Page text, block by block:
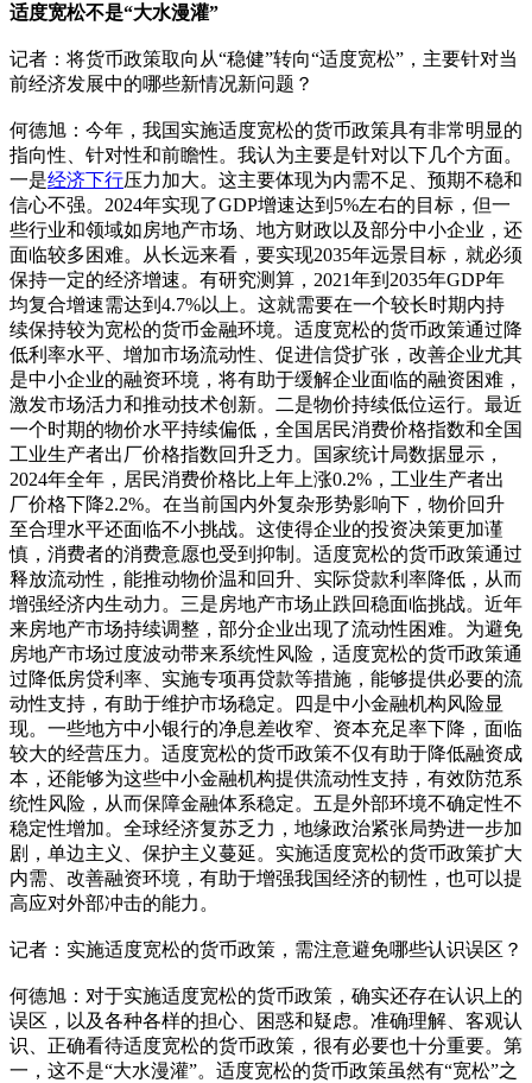
适度宽松不是“大水漫灌”
记者：将货币政策取向从“稳健”转向“适度宽松”，主要针对当
前经济发展中的哪些新情况新问题？
何德旭：今年，我国实施适度宽松的货币政策具有非常明显的
指向性、针对性和前瞻性。我认为主要是针对以下几个方面。
一是经济下行压力加大。这主要体现为内需不足、预期不稳和
信心不强。2024年实现了GDP增速达到5%左右的目标，但一
些行业和领域如房地产市场、地方财政以及部分中小企业，还
面临较多困难。从长远来看，要实现2035年远景目标，就必须
保持一定的经济增速。有研究测算，2021年到2035年GDP年
均复合增速需达到4.7%以上。这就需要在一个较长时期内持
续保持较为宽松的货币金融环境。适度宽松的货币政策通过降
低利率水平、增加市场流动性、促进信贷扩张，改善企业尤其
是中小企业的融资环境，将有助于缓解企业面临的融资困难，
激发市场活力和推动技术创新。二是物价持续低位运行。最近
一个时期的物价水平持续偏低，全国居民消费价格指数和全国
工业生产者出厂价格指数回升乏力。国家统计局数据显示，
2024年全年，居民消费价格比上年上涨0.2%，工业生产者出
厂价格下降2.2%。在当前国内外复杂形势影响下，物价回升
至合理水平还面临不小挑战。这使得企业的投资决策更加谨
慎，消费者的消费意愿也受到抑制。适度宽松的货币政策通过
释放流动性，能推动物价温和回升、实际贷款利率降低，从而
增强经济内生动力。三是房地产市场止跌回稳面临挑战。近年
来房地产市场持续调整，部分企业出现了流动性困难。为避免
房地产市场过度波动带来系统性风险，适度宽松的货币政策通
过降低房贷利率、实施专项再贷款等措施，能够提供必要的流
动性支持，有助于维护市场稳定。四是中小金融机构风险显
现。一些地方中小银行的净息差收窄、资本充足率下降，面临
较大的经营压力。适度宽松的货币政策不仅有助于降低融资成
本，还能够为这些中小金融机构提供流动性支持，有效防范系
统性风险，从而保障金融体系稳定。五是外部环境不确定性不
稳定性增加。全球经济复苏乏力，地缘政治紧张局势进一步加
剧，单边主义、保护主义蔓延。实施适度宽松的货币政策扩大
内需、改善融资环境，有助于增强我国经济的韧性，也可以提
高应对外部冲击的能力。
记者：实施适度宽松的货币政策，需注意避免哪些认识误区？
何德旭：对于实施适度宽松的货币政策，确实还存在认识上的
误区，以及各种各样的担心、困惑和疑虑。准确理解、客观认
识、正确看待适度宽松的货币政策，很有必要也十分重要。第
一，这不是“大水漫灌”。适度宽松的货币政策虽然有“宽松”之